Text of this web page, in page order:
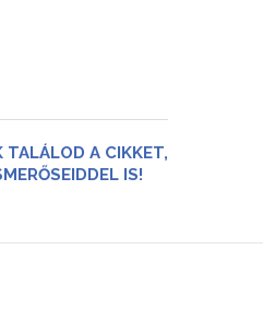
TALÁLOD A CIKKET,
IS!